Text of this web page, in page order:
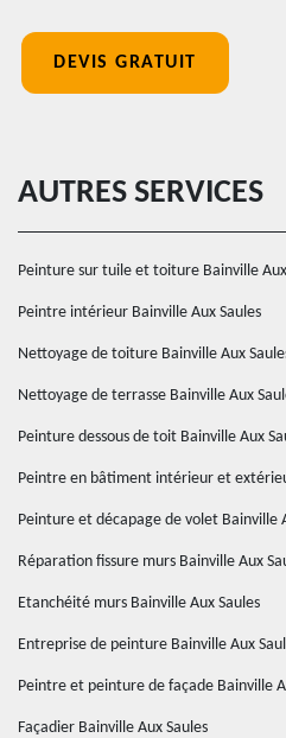
DEVIS GRATUIT
AUTRES SERVICES
Peinture sur tuile et toiture Bainville
Peintre intérieur Bainville Aux Saules
Nettoyage de toiture Bainville Aux
Nettoyage de terrasse Bainville Aux
Peinture dessous de toit Bainville Aux
Peintre en bâtiment intérieur et
Peinture et décapage de volet Bainville
Réparation fissure murs Bainville Aux
Etanchéité murs Bainville Aux Saules
Entreprise de peinture Bainville Aux
Peintre et peinture de façade Bainville
Façadier Bainville Aux Saules